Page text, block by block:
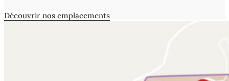
Découvrir nos emplacements